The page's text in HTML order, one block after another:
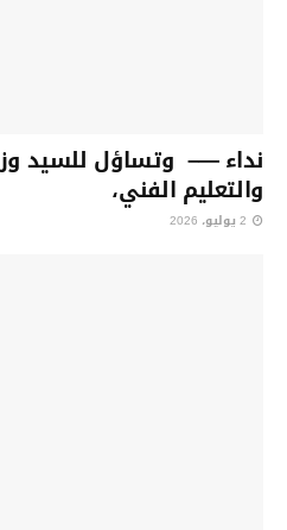
نداء —– وتساؤل للسيد
والتعليم الفني،